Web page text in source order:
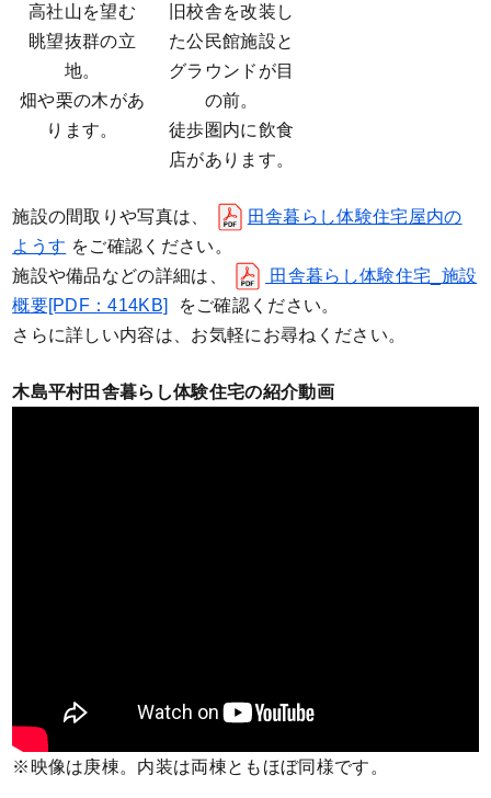
高社山を望む
眺望抜群の立
地。
畑や栗の木があ
ります。
旧校舎を改装し
た公民館施設と
グラウンドが目
の前。
徒歩圏内に飲食
店があります。
施設の間取りや写真は、
田舎暮らし体験住宅屋内の
ようす をご確認ください。
施設や備品などの詳細は、
田舎暮らし体験住宅_施設
概要[PDF：414KB]
をご確認ください。
さらに詳しい内容は、お気軽にお尋ねください。
木島平村田舎暮らし体験住宅の紹介動画
※映像は庚棟。内装は両棟ともほぼ同様です。